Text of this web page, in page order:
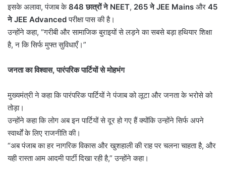
इसके अलावा, पंजाब के 848छात्रों ने NEET, 265नेJEE Mains और 45
नेJEE Advancedपरीक्षा पास की है।
उन्होंने कहा, “गरीबी और सामाजिक बुराइयों से लड़ने का सबसे बड़ा हथियार शिक्षा
है, न कि सिर्फ मुफ्त सुविधाएँ।”
जनता का विश्वास,पारंपरिक पार्टियों से मोहभंग
मुख्यमंत्री ने कहा कि पारंपरिक पार्टियों ने पंजाब को लूटा और जनता के भरोसे को
तोड़ा।
उन्होंने कहा कि लोग अब इन पार्टियों से दूर हो गए हैं क्योंकि उन्होंने सिर्फ अपने
स्वार्थों के लिए राजनीति की।
“अब पंजाब का हर नागरिक विकास और खुशहाली की राह पर चलना चाहता है, और
यही रास्ता आम आदमी पार्टी दिखा रही है,” उन्होंने कहा।